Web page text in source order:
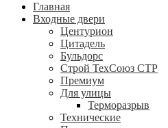
Главная
Входные двери
Центурион
Цитадель
Бульдорс
Строй ТехСоюз СТР
Премиум
Для улицы
Терморазрыв
Технические